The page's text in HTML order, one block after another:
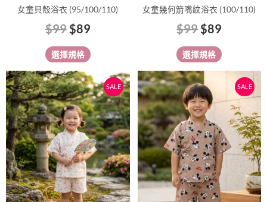
女童貝殼浴衣 (95/100/110)
$99$89
選擇規格
頁
面
選
擇
選
項
女童幾何箭嘴紋浴衣 (100/110)
$99$89
選擇規格
頁
面
選
擇
選
項
SALE
原
始
價
格：
$99。
目
前
價
格：
$89。
此
產
品
有
多
種
款
式。
可
SALE
始
價
格：
$109。
目
前
價
格：
$95。
此
產
品
有
多
種
款
式。
可